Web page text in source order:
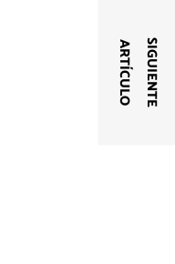
S
I
G
U
I
E
N
T
E
A
R
T
Í
C
U
L
O